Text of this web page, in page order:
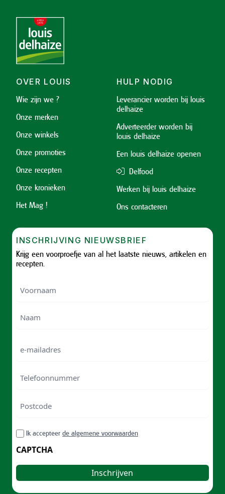
OVER LOUIS
Wie zijn we ?
Onze merken
Onze winkels
Onze promoties
Onze recepten
Onze kronieken
Het Mag !
HULP NODIG
Leverancier worden bij louis
delhaize
Adverteerder worden bij
louis delhaize
Een louis delhaize openen
Delfood
Werken bij louis delhaize
Ons contacteren
INSCHRIJVING NIEUWSBRIEF
Krijg een voorproefje van al het laatste nieuws, artikelen en
recepten.
mailadres
/
Postal
RGPDIk accepteer de algemene voorwaarden
CAPTCHA